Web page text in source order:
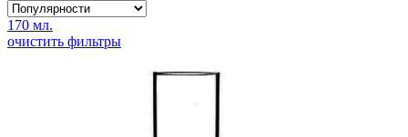
170 мл.
очистить фильтры